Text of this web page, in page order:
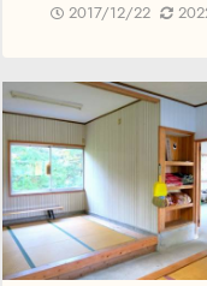
2017/12/22